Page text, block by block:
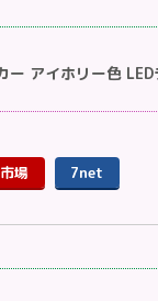
アイホリー色
場 7net